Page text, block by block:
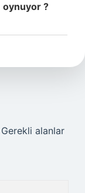
oynuyor ?
Gerekli alanlar